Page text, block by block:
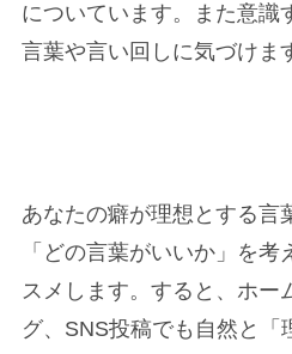
についています。また意識
言葉や言い回しに気づけま
あなたの癖が理想とする言
「どの言葉がいいか」を
スメします。すると、ホー
グ、SNS投稿でも 自然と 「